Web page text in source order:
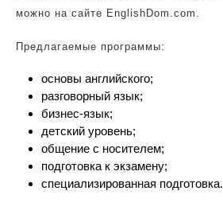
можно на сайте EnglishDom.com.
Предлагаемые программы:
основы английского;
разговорный язык;
бизнес-язык;
детский уровень;
общение с носителем;
подготовка к экзамену;
специализированная подготовка.